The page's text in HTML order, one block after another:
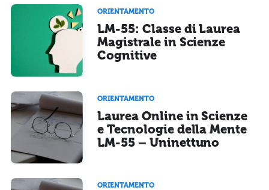
ORIENTAMENTO
LM-55: Classe di Laurea
Magistrale in Scienze
Cognitive
ORIENTAMENTO
Laurea Online in Scienze
e Tecnologie della Mente
LM-55 – Uninettuno
ORIENTAMENTO